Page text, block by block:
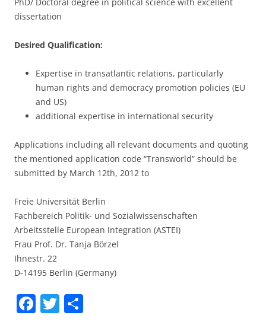
dissertation
Desired Qualification:
Expertise in transatlantic relations, particularly
human rights and democracy promotion policies (EU
and US)
additional expertise in international security
Applications including all relevant documents and quoting
the mentioned application code “Transworld” should be
submitted by March 12th, 2012 to
Freie Universität Berlin
Fachbereich Politik- und Sozialwissenschaften
Arbeitsstelle European Integration (ASTEI)
Frau Prof. Dr. Tanja Börzel
Ihnestr. 22
D-14195 Berlin (Germany)
F T